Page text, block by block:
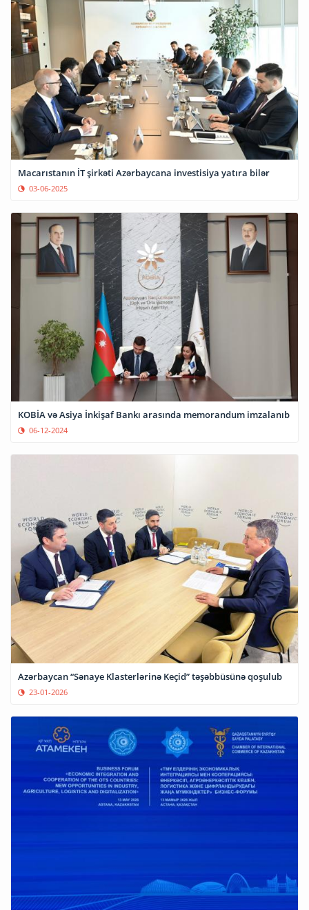
Macarıstanın İT şirkəti Azərbaycana investisiya yatıra bilər
03-06-2025
KOBİA və Asiya İnkişaf Bankı arasında memorandum imzalanıb
06-12-2024
Azərbaycan “Sənaye Klasterlərinə Keçid” təşəbbüsünə qoşulub
23-01-2026